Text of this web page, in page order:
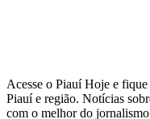
Acesse o Piauí Hoje e
Piauí e região. Notícias
com o melhor do